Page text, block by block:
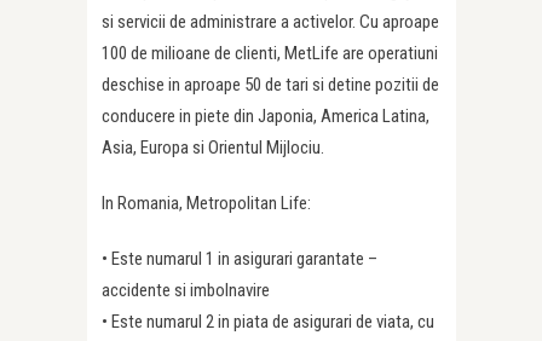
si servicii de administrare a activelor. Cu aproape
100 de milioane de clienti, MetLife are operatiuni
deschise in aproape 50 de tari si detine pozitii de
conducere in piete din Japonia, America Latina,
Asia, Europa si Orientul Mijlociu.
In Romania, Metropolitan Life:
• Este numarul 1 in asigurari garantate –
accidente si imbolnavire
• Este numarul 2 in piata de asigurari de viata, cu